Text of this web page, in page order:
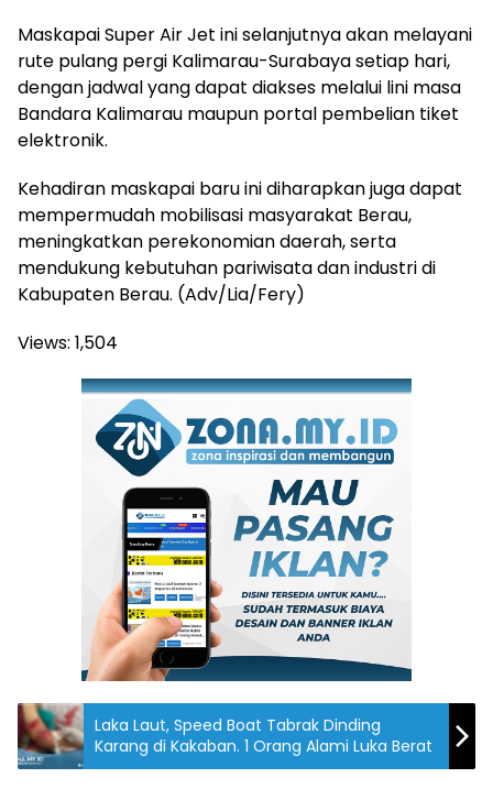
Maskapai Super Air Jet ini selanjutnya akan melayani
rute pulang pergi Kalimarau-Surabaya setiap hari,
dengan jadwal yang dapat diakses melalui lini masa
Bandara Kalimarau maupun portal pembelian tiket
elektronik.
Kehadiran maskapai baru ini diharapkan juga dapat
mempermudah mobilisasi masyarakat Berau,
meningkatkan perekonomian daerah, serta
mendukung kebutuhan pariwisata dan industri di
Kabupaten Berau. (Adv/Lia/Fery)
Views: 1,504
Laka Laut, Speed Boat Tabrak Dinding
Karang di Kakaban. 1 Orang Alami Luka Berat